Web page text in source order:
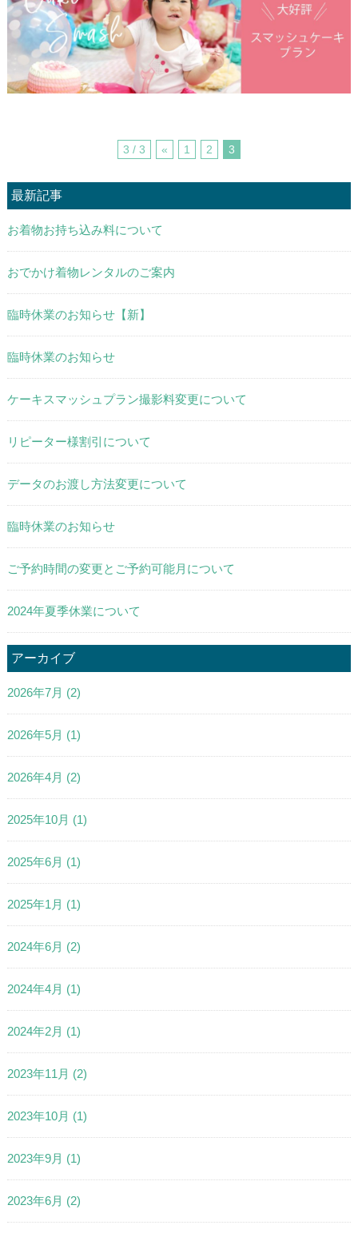
3 / 3 « 1 2 3
最新記事
お着物お持ち込み料について
おでかけ着物レンタルのご案内
臨時休業のお知らせ【新】
臨時休業のお知らせ
ケーキスマッシュプラン撮影料変更について
リピーター様割引について
データのお渡し方法変更について
臨時休業のお知らせ
ご予約時間の変更とご予約可能月について
2024年夏季休業について
アーカイブ
2026年7月 (2)
2026年5月 (1)
2026年4月 (2)
2025年10月 (1)
2025年6月 (1)
2025年1月 (1)
2024年6月 (2)
2024年4月 (1)
2024年2月 (1)
2023年11月 (2)
2023年10月 (1)
2023年9月 (1)
2023年6月 (2)